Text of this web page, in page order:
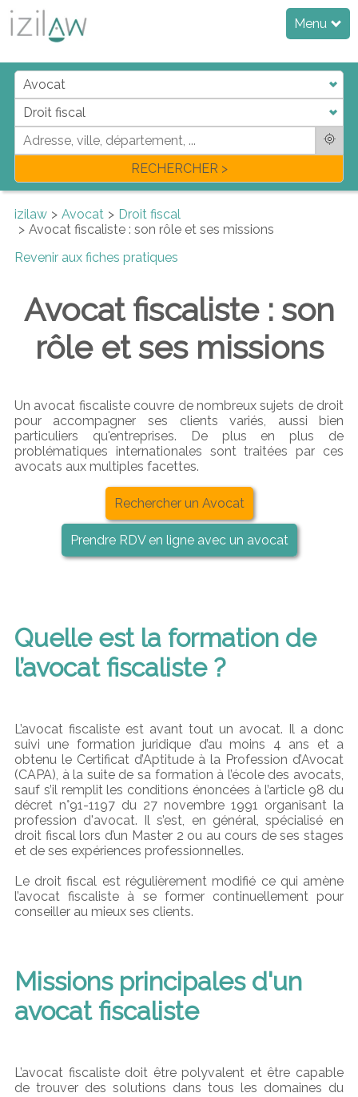
Menu
RECHERCHER >
izilaw Avocat
Droit fiscal
Avocat fiscaliste : son rôle et ses missions
Revenir aux fiches pratiques
Avocat fiscaliste : son
rôle et ses missions
Un avocat fiscaliste couvre de nombreux sujets de droit
pour accompagner ses clients variés, aussi bien
particuliers qu'entreprises. De plus en plus de
problématiques internationales sont traitées par ces
avocats aux multiples facettes.
Rechercher un Avocat
Prendre RDV en ligne avec un avocat
Quelle est la formation de
l’avocat fiscaliste ?
L’avocat fiscaliste est avant tout un avocat. Il a donc
suivi une formation juridique d’au moins 4 ans et a
obtenu le Certificat d’Aptitude à la Profession d’Avocat
(CAPA), à la suite de sa formation à l’école des avocats,
sauf s’il remplit les conditions énoncées à l’article 98 du
décret n°91-1197 du 27 novembre 1991 organisant la
profession d'avocat. Il s’est, en général, spécialisé en
droit fiscal lors d’un Master 2 ou au cours de ses stages
et de ses expériences professionnelles.
Le droit fiscal est régulièrement modifié ce qui amène
l’avocat fiscaliste à se former continuellement pour
conseiller au mieux ses clients.
Missions principales d'un
avocat fiscaliste
L’avocat fiscaliste doit être polyvalent et être capable
de trouver des solutions dans tous les domaines du